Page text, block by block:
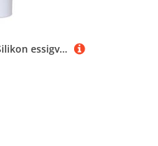
SILISTO - Sanitär Silikon essigvernetzend, 310ml Kartusche, Farbe des Sanitär Silikon Transparent - Silikon zum Abdichten - Silikon Bad, Küche, Kühlräume -Anti Schimmel und hitzebeständiges Silikon